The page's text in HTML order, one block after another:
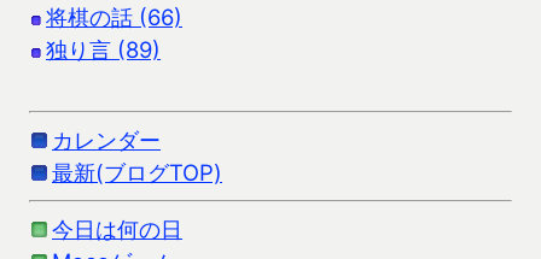
将棋の話 (66)
独り言 (89)
カレンダー
最新(ブログTOP)
今日は何の日